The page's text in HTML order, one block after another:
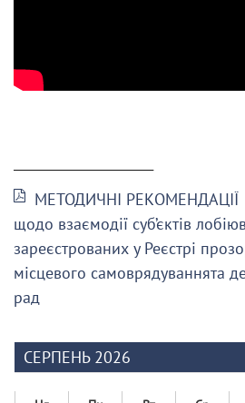
МЕТОДИЧНІ РЕКОМЕНДАЦІЇ
щодо взаємодії суб’єктів
зареєстрованих у Реєстрі
місцевого самоврядуваннята
рад
СЕРПЕНЬ 2026